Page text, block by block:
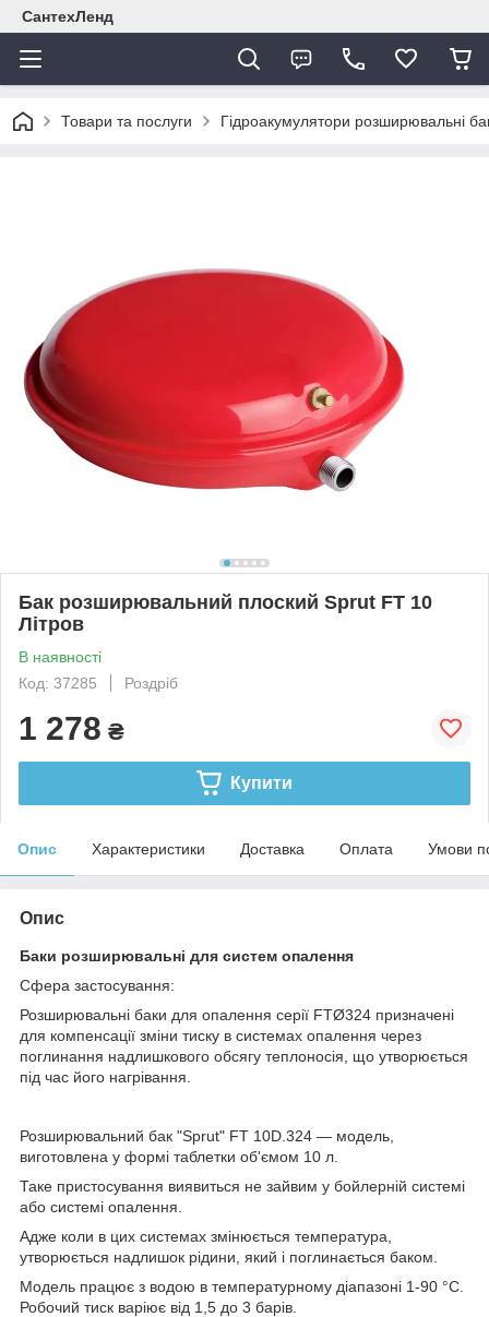
СантехЛенд
Товари та послуги Гідроакумулятори розширювальні
Бак розширювальний плоский Sprut FT 10
Літров
В наявності
Код: 37285
Роздріб
1 278 ₴
Купити
Опис Характеристики Доставка Оплата Умови
Опис
Баки розширювальні для систем опалення
Сфера застосування:
Розширювальні баки для опалення серії FTØ324 призначені
для компенсації зміни тиску в системах опалення через
поглинання надлишкового обсягу теплоносія, що утворюється
під час його нагрівання.
Розширювальний бак "Sprut" FT 10D.324 ― модель,
виготовлена у формі таблетки об'ємом 10 л.
Таке пристосування виявиться не зайвим у бойлерній системі
або системі опалення.
Адже коли в цих системах змінюється температура,
утворюється надлишок рідини, який і поглинається баком.
Модель працює з водою в температурному діапазоні 1-90 °C.
Робочий тиск варіює від 1,5 до 3 барів.